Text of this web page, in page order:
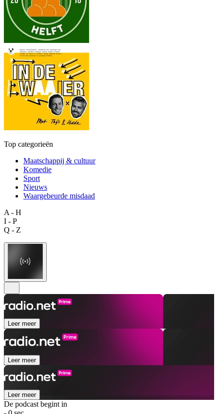
Top categorieën
Maatschappij & cultuur
Komedie
Sport
Nieuws
Waargebeurde misdaad
A - H
I - P
Q - Z
Leer meer
Leer meer
Leer meer
De podcast begint in